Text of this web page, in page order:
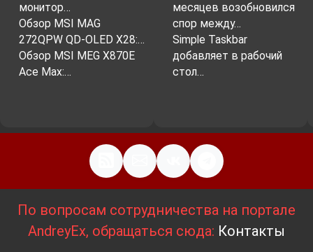
монитор…
Обзор MSI MAG
272QPW QD-OLED X28:…
Обзор MSI MEG X870E
Ace Max:…
месяцев возобновился
спор между…
Simple Taskbar
добавляет в рабочий
стол…
По вопросам сотрудничества на портале
AndreyEx, обращаться сюда: Контакты